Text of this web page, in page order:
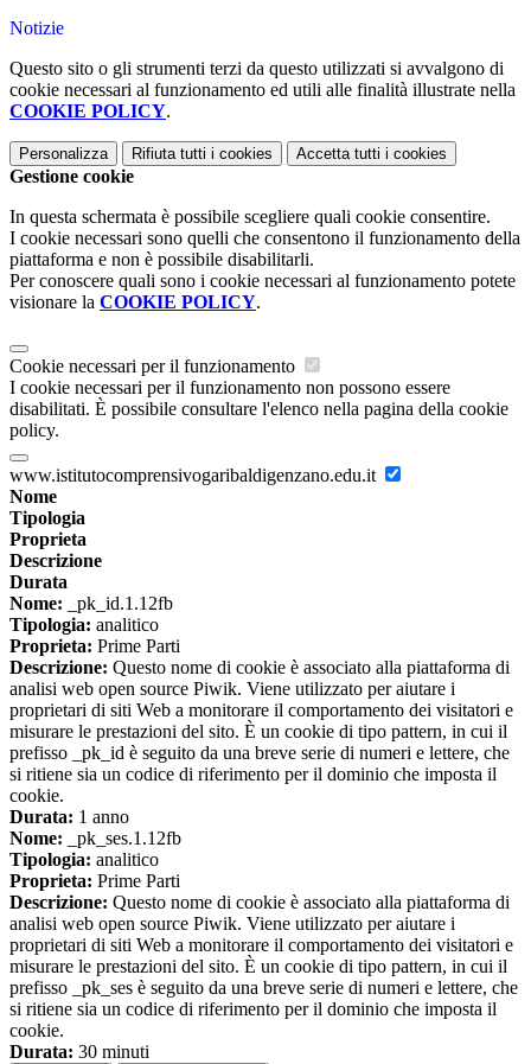
Notizie
Questo sito o gli strumenti terzi da questo utilizzati si avvalgono di
cookie necessari al funzionamento ed utili alle finalità illustrate nella
COOKIE POLICY.
Personalizza Rifiuta tutti i cookies Accetta tutti i cookies
Gestione cookie
In questa schermata è possibile scegliere quali cookie consentire.
I cookie necessari sono quelli che consentono il funzionamento della
piattaforma e non è possibile disabilitarli.
Per conoscere quali sono i cookie necessari al funzionamento potete
visionare la COOKIE POLICY.
Cookie necessari per il funzionamento
I cookie necessari per il funzionamento non possono essere
disabilitati. È possibile consultare l'elenco nella pagina della cookie
policy.
www.istitutocomprensivogaribaldigenzano.edu.it
Nome
Tipologia
Proprieta
Descrizione
Durata
Nome: _pk_id.1.12fb
Tipologia: analitico
Proprieta: Prime Parti
Descrizione: Questo nome di cookie è associato alla piattaforma di
analisi web open source Piwik. Viene utilizzato per aiutare i
proprietari di siti Web a monitorare il comportamento dei visitatori e
misurare le prestazioni del sito. È un cookie di tipo pattern, in cui il
prefisso _pk_id è seguito da una breve serie di numeri e lettere, che
si ritiene sia un codice di riferimento per il dominio che imposta il
cookie.
Durata: 1 anno
Nome: _pk_ses.1.12fb
Tipologia: analitico
Proprieta: Prime Parti
Descrizione: Questo nome di cookie è associato alla piattaforma di
analisi web open source Piwik. Viene utilizzato per aiutare i
proprietari di siti Web a monitorare il comportamento dei visitatori e
misurare le prestazioni del sito. È un cookie di tipo pattern, in cui il
prefisso _pk_ses è seguito da una breve serie di numeri e lettere, che
si ritiene sia un codice di riferimento per il dominio che imposta il
cookie.
Durata: 30 minuti